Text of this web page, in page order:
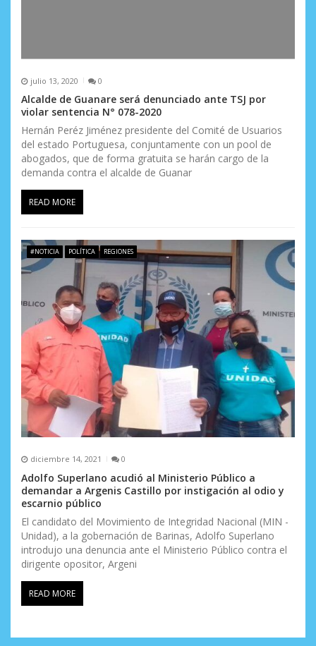
julio 13, 2020 0
Alcalde de Guanare será denunciado ante TSJ por
violar sentencia N° 078-2020
Hernán Peréz Jiménez presidente del Comité de Usuarios
del estado Portuguesa, conjuntamente con un pool de
abogados, que de forma gratuita se harán cargo de la
demanda contra el alcalde de Guanar
READ MORE
#NOTICIA POLÍTICA REGIONES
diciembre 14, 2021 0
Adolfo Superlano acudió al Ministerio Público a
demandar a Argenis Castillo por instigación al odio y
escarnio público
El candidato del Movimiento de Integridad Nacional (MIN -
Unidad), a la gobernación de Barinas, Adolfo Superlano
introdujo una denuncia ante el Ministerio Público contra el
dirigente opositor, Argeni
READ MORE